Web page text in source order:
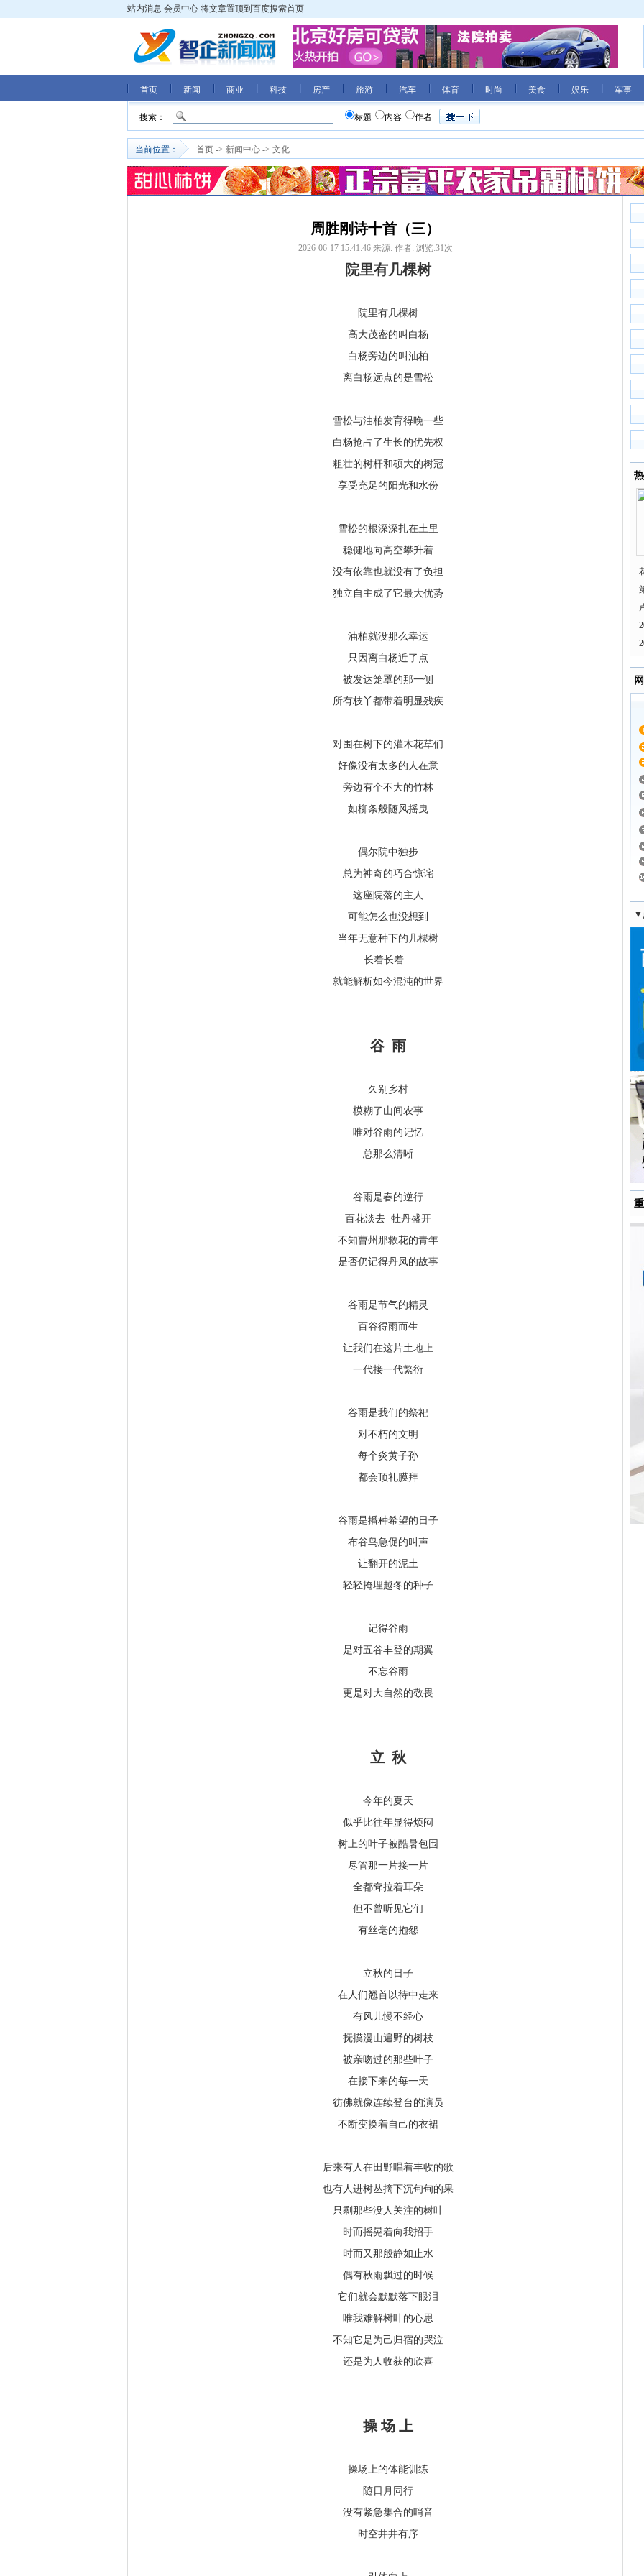
站内消息 会员中心 将文章置顶到百度搜索首页
首页 新闻 商业 科技 房产 旅游 汽车 体育 时尚 美食 娱乐 军事
搜索： 标题 内容 作者
当前位置： 首页 -> 新闻中心 -> 文化
周胜刚诗十首（三）
2026-06-17 15:41:46 来源: 作者: 浏览:31次
院里有几棵树
院里有几棵树
高大茂密的叫白杨
白杨旁边的叫油柏
离白杨远点的是雪松
雪松与油柏发育得晚一些
白杨抢占了生长的优先权
粗壮的树杆和硕大的树冠
享受充足的阳光和水份
雪松的根深深扎在土里
稳健地向高空攀升着
没有依靠也就没有了负担
独立自主成了它最大优势
油柏就没那么幸运
只因离白杨近了点
被发达笼罩的那一侧
所有枝丫都带着明显残疾
对围在树下的灌木花草们
好像没有太多的人在意
旁边有个不大的竹林
如柳条般随风摇曳
偶尔院中独步
总为神奇的巧合惊诧
这座院落的主人
可能怎么也没想到
当年无意种下的几棵树
长着长着
就能解析如今混沌的世界
谷 雨
久别乡村
模糊了山间农事
唯对谷雨的记忆
总那么清晰
谷雨是春的逆行
百花淡去 牡丹盛开
不知曹州那救花的青年
是否仍记得丹凤的故事
谷雨是节气的精灵
百谷得雨而生
让我们在这片土地上
一代接一代繁衍
谷雨是我们的祭祀
对不朽的文明
每个炎黄子孙
都会顶礼膜拜
谷雨是播种希望的日子
布谷鸟急促的叫声
让翻开的泥土
轻轻掩埋越冬的种子
记得谷雨
是对五谷丰登的期翼
不忘谷雨
更是对大自然的敬畏
立 秋
今年的夏天
似乎比往年显得烦闷
树上的叶子被酷暑包围
尽管那一片接一片
全都耷拉着耳朵
但不曾听见它们
有丝毫的抱怨
立秋的日子
在人们翘首以待中走来
有风儿慢不经心
抚摸漫山遍野的树枝
被亲吻过的那些叶子
在接下来的每一天
彷佛就像连续登台的演员
不断变换着自己的衣裙
后来有人在田野唱着丰收的歌
也有人进树丛摘下沉甸甸的果
只剩那些没人关注的树叶
时而摇晃着向我招手
时而又那般静如止水
偶有秋雨飘过的时候
它们就会默默落下眼泪
唯我难解树叶的心思
不知它是为己归宿的哭泣
还是为人收获的欣喜
操 场 上
操场上的体能训练
随日月同行
没有紧急集合的哨音
时空井井有序
·
·
·
·
·
▼